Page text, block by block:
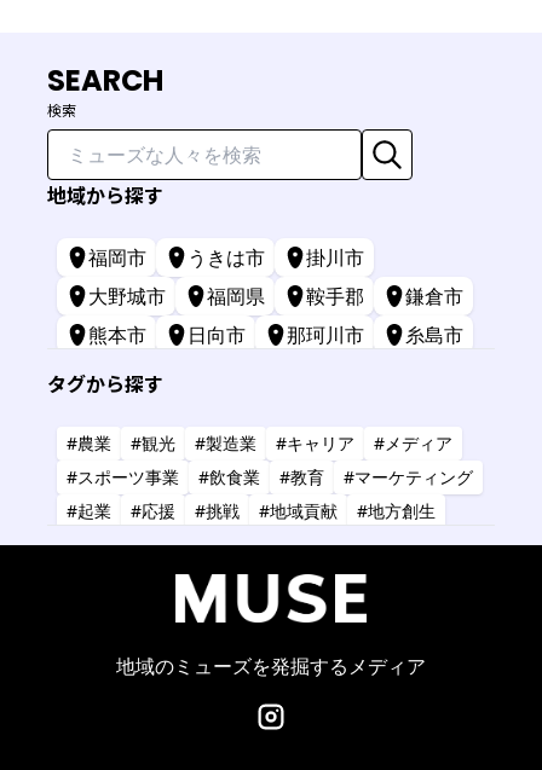
SEARCH
検索
地域から探す
福岡市 うきは市
掛川市
大野城市
福岡県 鞍手郡
鎌倉市
熊本市
日向市 那珂川市
糸島市
苅田町
タグから探す
#農業 #観光 #製造業 #キャリア
#メディア
#スポーツ事業
#飲食業 #教育
#マーケティング
#起業
#応援 #挑戦 #地域貢献
#地方創生
#共創
#健康 #アーティスト #金融
#IT
#タレント #コーチング
#コンサルタント
#商業施設 #小売業 #経営
地域のミューズを発掘するメディア